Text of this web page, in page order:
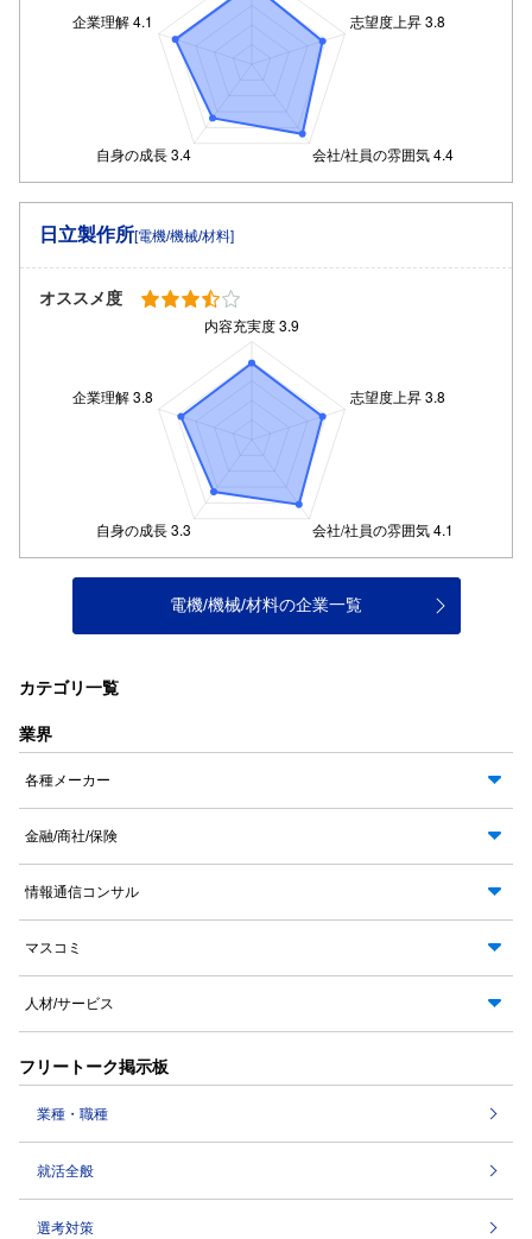
日立製作所[電機/機械/材料]
オススメ度
電機/機械/材料の企業一覧
カテゴリ一覧
業界
各種メーカー
金融/商社/保険
情報通信コンサル
マスコミ
人材/サービス
フリートーク掲示板
業種・職種
就活全般
選考対策